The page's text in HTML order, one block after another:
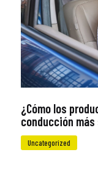
¿Cómo los
conducción
Uncategorized